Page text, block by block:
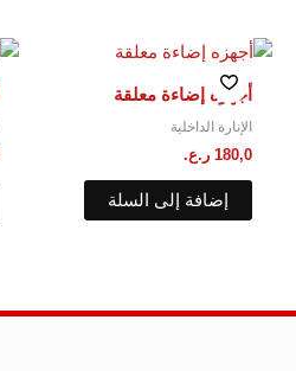
أجهزه إضاءة معلقة
الإنارة الداخلية
180,0 ر.ع.
إضافة إلى السلة